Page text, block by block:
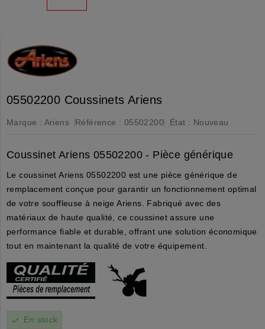
05502200 Coussinets Ariens
Marque : Ariens Référence : 05502200 État : Nouveau
Coussinet Ariens 05502200 - Pièce générique
Le coussinet Ariens 05502200 est une pièce générique de
remplacement conçue pour garantir un fonctionnement optimal
de votre souffleuse à neige Ariens. Fabriqué avec des
matériaux de haute qualité, ce coussinet assure une
performance fiable et durable, offrant une solution économique
tout en maintenant la qualité de votre équipement.
check En stock